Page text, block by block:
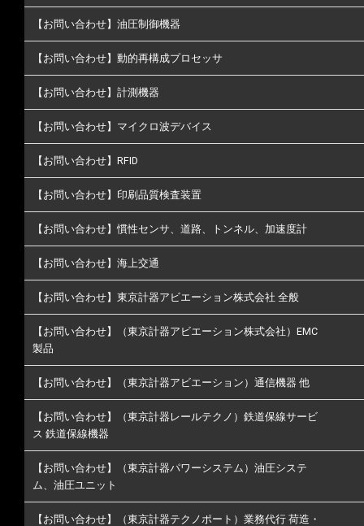
【お問い合わせ】油圧制御機器
【お問い合わせ】動的再構成プロセッサ
【お問い合わせ】計測機器
【お問い合わせ】マイクロ波デバイス
【お問い合わせ】RFID
【お問い合わせ】印刷品質検査装置
【お問い合わせ】慣性センサ、道路、トンネル、加速度計
【お問い合わせ】海上交通
【お問い合わせ】東京計器アビエーション株式会社 全般
【お問い合わせ】（東京計器アビエーション株式会社）EMC
製品
【お問い合わせ】（東京計器アビエーション）通信機器 他
【お問い合わせ】（東京計器レールテクノ）鉄道保線サービ
ス 鉄道保線機器
【お問い合わせ】（東京計器パワーシステム）油圧システ
ム、油圧ユニット
【お問い合わせ】（東京計器テクノポート）業務代行 荷造・